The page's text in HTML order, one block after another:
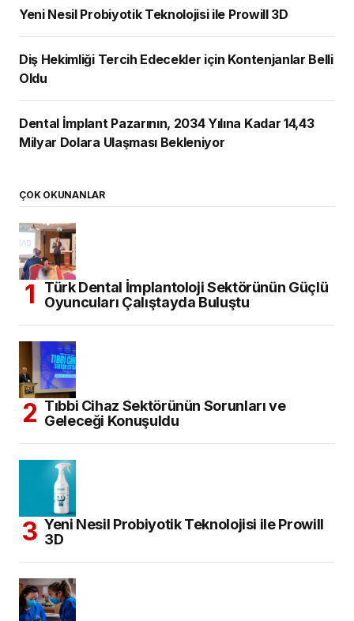
Yeni Nesil Probiyotik Teknolojisi ile Prowill 3D
Diş Hekimliği Tercih Edecekler için Kontenjanlar Belli
Oldu
Dental İmplant Pazarının, 2034 Yılına Kadar 14,43
Milyar Dolara Ulaşması Bekleniyor
ÇOK OKUNANLAR
Türk Dental İmplantoloji Sektörünün Güçlü
Oyuncuları Çalıştayda Buluştu
Tıbbi Cihaz Sektörünün Sorunları ve
Geleceği Konuşuldu
Yeni Nesil Probiyotik Teknolojisi ile Prowill
3D